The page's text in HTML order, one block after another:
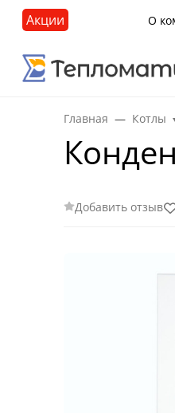
Акции О
Главная Котлы
Добавить отзыв